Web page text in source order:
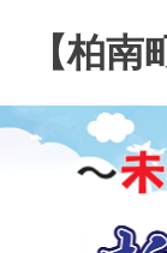
ン
ツ
【柏南
井